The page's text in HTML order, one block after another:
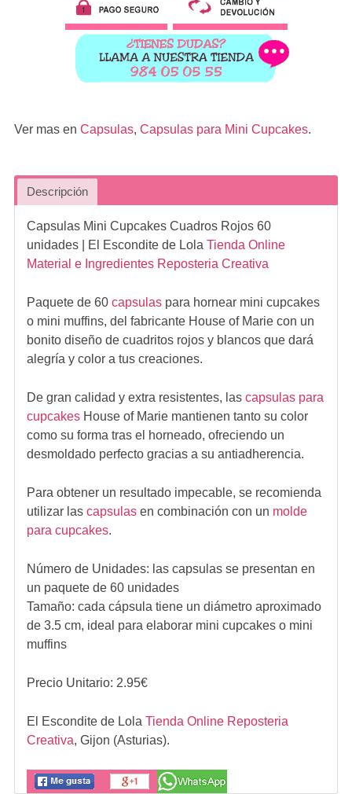
Ver mas en Capsulas, Capsulas para Mini Cupcakes.
Descripción
Capsulas Mini Cupcakes Cuadros Rojos 60
unidades
| El Escondite de Lola Tienda Online
Material e Ingredientes Reposteria Creativa
Paquete de 60 capsulaspara hornear mini cupcakes
o mini muffins, del fabricante House of Marie con un
bonito diseño de cuadritos rojos y blancos que dará
alegría y color a tus creaciones.
De gran calidad y extra resistentes, las capsulas para
cupcakesHouse of Marie mantienen tanto su color
como su forma tras el horneado, ofreciendo un
desmoldado perfecto gracias a su antiadherencia.
Para obtener un resultado impecable, se recomienda
utilizar las capsulasen combinación con un molde
para cupcakes.
Número de Unidades: las capsulas se presentan en
un paquete de 60 unidades
Tamaño: cada cápsula tiene un diámetro aproximado
de 3.5 cm, ideal para elaborar mini cupcakes o mini
muffins
Precio Unitario: 2.95€
El Escondite de Lola Tienda Online Reposteria
Creativa, Gijon (Asturias).